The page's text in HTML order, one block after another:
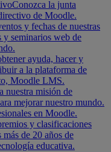
Conozca la junta
de Moodle.
y fechas de nuestras
y seminarios web de
ayuda, hacer y
a la plataforma de
Moodle LMS.
nuestra misión de
mejorar nuestro mundo.
en Moodle.
y clasificaciones
de 20 años de
educativa.